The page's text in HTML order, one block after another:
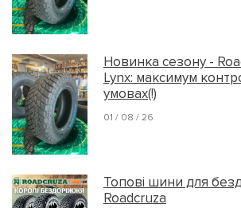
Новинка сезону -
Lynx: максимум
умовах(!)
01 / 08 / 26
Топові шини для
Roadcruza